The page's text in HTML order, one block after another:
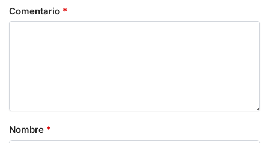
Comentario *
Nombre *